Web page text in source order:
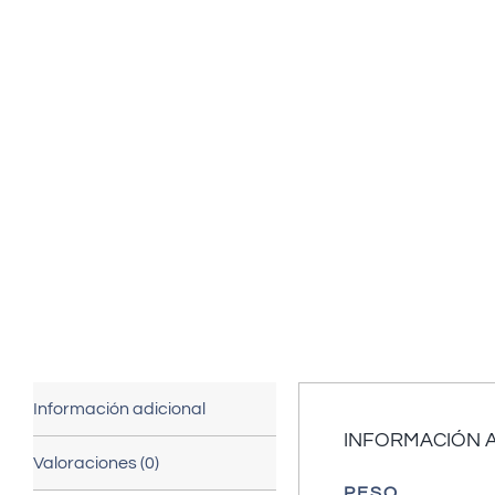
Información adicional
Valoraciones (0)
INFORMACIÓN